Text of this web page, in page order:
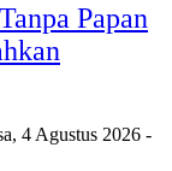
Papan
4 Agustus 2026 -